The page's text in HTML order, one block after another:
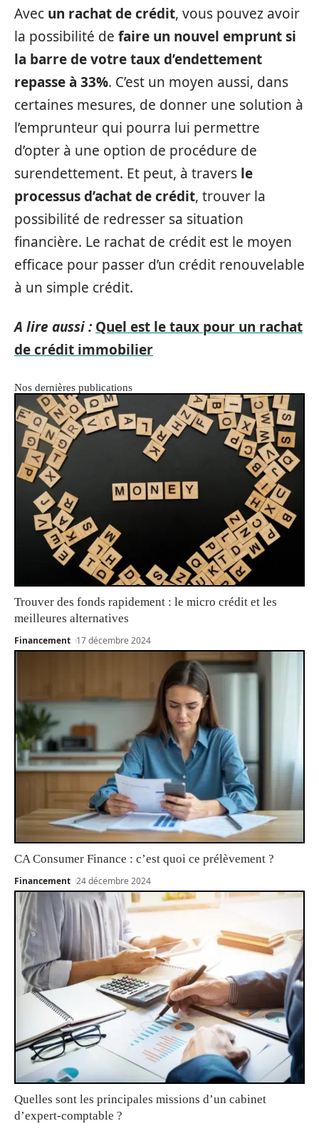
Avec un rachat de crédit, vous pouvez avoir
la possibilité de faire un nouvel emprunt si
la barre de votre taux d’endettement
repasse à 33%. C’est un moyen aussi, dans
certaines mesures, de donner une solution à
l’emprunteur qui pourra lui permettre
d’opter à une option de procédure de
surendettement. Et peut, à travers le
processus d’achat de crédit, trouver la
possibilité de redresser sa situation
financière. Le rachat de crédit est le moyen
efficace pour passer d’un crédit renouvelable
à un simple crédit.
A lire aussi : Quel est le taux pour un rachat
de crédit immobilier
Nos dernières publications
Trouver des fonds rapidement : le micro crédit et les
meilleures alternatives
Financement 17 décembre 2024
CA Consumer Finance : c’est quoi ce prélèvement ?
Financement 24 décembre 2024
Quelles sont les principales missions d’un cabinet
d’expert-comptable ?